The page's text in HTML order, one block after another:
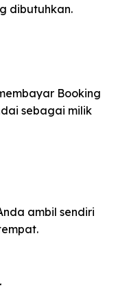
dibutuhkan.
Booking
sebagai milik
ambil sendiri